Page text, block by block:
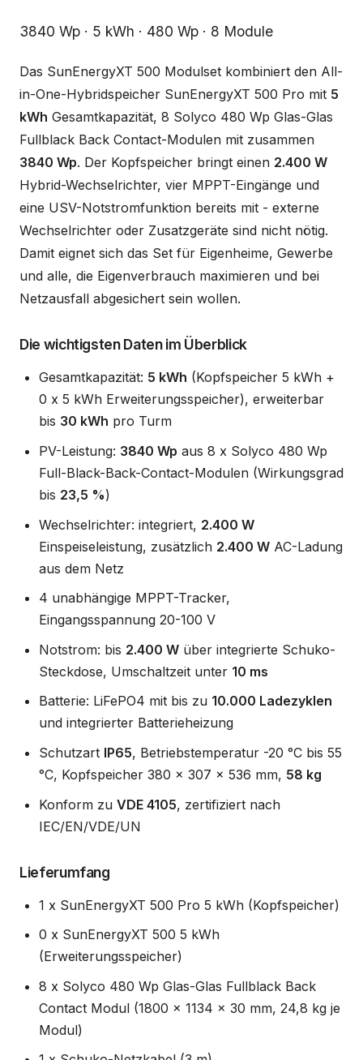
Beschreibung
3840 Wp · 5 kWh · 480 Wp · 8 Module
Das SunEnergyXT 500 Modulset kombiniert den All-
in-One-Hybridspeicher SunEnergyXT 500 Pro mit 5
kWh Gesamtkapazität, 8 Solyco 480 Wp Glas-Glas
Fullblack Back Contact-Modulen mit zusammen
3840 Wp. Der Kopfspeicher bringt einen 2.400 W
Hybrid-Wechselrichter, vier MPPT-Eingänge und
eine USV-Notstromfunktion bereits mit - externe
Wechselrichter oder Zusatzgeräte sind nicht nötig.
Damit eignet sich das Set für Eigenheime, Gewerbe
und alle, die Eigenverbrauch maximieren und bei
Netzausfall abgesichert sein wollen.
Die wichtigsten Daten im Überblick
Gesamtkapazität: 5 kWh (Kopfspeicher 5 kWh +
0 x 5 kWh Erweiterungsspeicher), erweiterbar
bis 30 kWh pro Turm
PV-Leistung: 3840 Wp aus 8 x Solyco 480 Wp
Full-Black-Back-Contact-Modulen (Wirkungsgrad
bis 23,5 %)
Wechselrichter: integriert, 2.400 W
Einspeiseleistung, zusätzlich 2.400 W AC-Ladung
aus dem Netz
4 unabhängige MPPT-Tracker,
Eingangsspannung 20-100 V
Notstrom: bis 2.400 W über integrierte Schuko-
Steckdose, Umschaltzeit unter 10 ms
Batterie: LiFePO4 mit bis zu 10.000 Ladezyklen
und integrierter Batterieheizung
Schutzart IP65, Betriebstemperatur -20 °C bis 55
°C, Kopfspeicher 380 x 307 x 536 mm, 58 kg
Konform zu VDE 4105, zertifiziert nach
IEC/EN/VDE/UN
Lieferumfang
1 x SunEnergyXT 500 Pro 5 kWh (Kopfspeicher)
0 x SunEnergyXT 500 5 kWh
(Erweiterungsspeicher)
8 x Solyco 480 Wp Glas-Glas Fullblack Back
Contact Modul (1800 x 1134 x 30 mm, 24,8 kg je
Modul)